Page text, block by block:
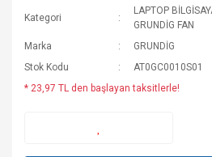
Kategori
LAPTOP
GRUNDİG FAN
Marka
GRUNDİG
Stok Kodu
AT0GC0010S01
* 23,97 TL den başlayan taksitlerle!